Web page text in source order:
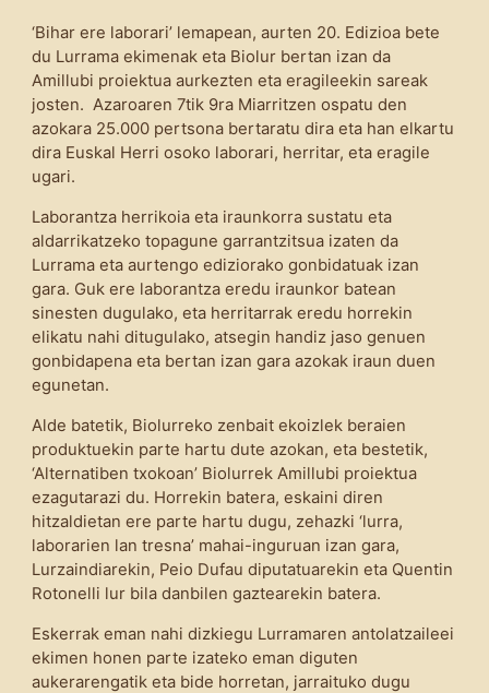
‘Bihar ere laborari’ lemapean, aurten 20. Edizioa bete
du Lurrama ekimenak eta Biolur bertan izan da
Amillubi proiektua aurkezten eta eragileekin sareak
josten. Azaroaren 7tik 9ra Miarritzen ospatu den
azokara 25.000 pertsona bertaratu dira eta han elkartu
dira Euskal Herri osoko laborari, herritar, eta eragile
ugari.
Laborantza herrikoia eta iraunkorra sustatu eta
aldarrikatzeko topagune garrantzitsua izaten da
Lurrama eta aurtengo ediziorako gonbidatuak izan
gara. Guk ere laborantza eredu iraunkor batean
sinesten dugulako, eta herritarrak eredu horrekin
elikatu nahi ditugulako, atsegin handiz jaso genuen
gonbidapena eta bertan izan gara azokak iraun duen
egunetan.
Alde batetik, Biolurreko zenbait ekoizlek beraien
produktuekin parte hartu dute azokan, eta bestetik,
‘Alternatiben txokoan’ Biolurrek Amillubi proiektua
ezagutarazi du. Horrekin batera, eskaini diren
hitzaldietan ere parte hartu dugu, zehazki ‘lurra,
laborarien lan tresna’ mahai-inguruan izan gara,
Lurzaindiarekin, Peio Dufau diputatuarekin eta Quentin
Rotonelli lur bila danbilen gaztearekin batera.
Eskerrak eman nahi dizkiegu Lurramaren antolatzaileei
ekimen honen parte izateko eman diguten
aukerarengatik eta bide horretan, jarraituko dugu